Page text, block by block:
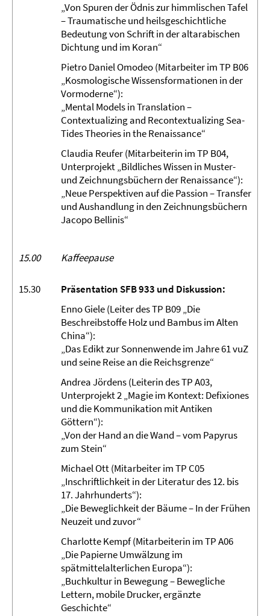
„Von Spuren der Ödnis zur himmlischen Tafel
– Traumatische und heilsgeschichtliche
Bedeutung von Schrift in der altarabischen
Dichtung und im Koran“
Pietro Daniel Omodeo (Mitarbeiter im TP B06
„Kosmologische Wissensformationen in der
Vormoderne“):
„Mental Models in Translation –
Contextualizing and Recontextualizing Sea-
Tides Theories in the Renaissance“
Claudia Reufer (Mitarbeiterin im TP B04,
Unterprojekt „Bildliches Wissen in Muster-
und Zeichnungsbüchern der Renaissance“):
„Neue Perspektiven auf die Passion – Transfer
und Aushandlung in den Zeichnungsbüchern
Jacopo Bellinis“
15.00 Kaffeepause
15.30
Präsentation SFB 933 und Diskussion:
Enno Giele (Leiter des TP B09 „Die
Beschreibstoffe Holz und Bambus im Alten
China“):
„Das Edikt zur Sonnenwende im Jahre 61 vuZ
und seine Reise an die Reichsgrenze“
Andrea Jördens (Leiterin des TP A03,
Unterprojekt 2 „Magie im Kontext: Defixiones
und die Kommunikation mit Antiken
Göttern“):
„Von der Hand an die Wand – vom Papyrus
zum Stein“
Michael Ott (Mitarbeiter im TP C05
„Inschriftlichkeit in der Literatur des 12. bis
17. Jahrhunderts“):
„Die Beweglichkeit der Bäume – In der Frühen
Neuzeit und zuvor“
Charlotte Kempf (Mitarbeiterin im TP A06
„Die Papierne Umwälzung im
spätmittelalterlichen Europa“):
„Buchkultur in Bewegung – Bewegliche
Lettern, mobile Drucker, ergänzte
Geschichte“